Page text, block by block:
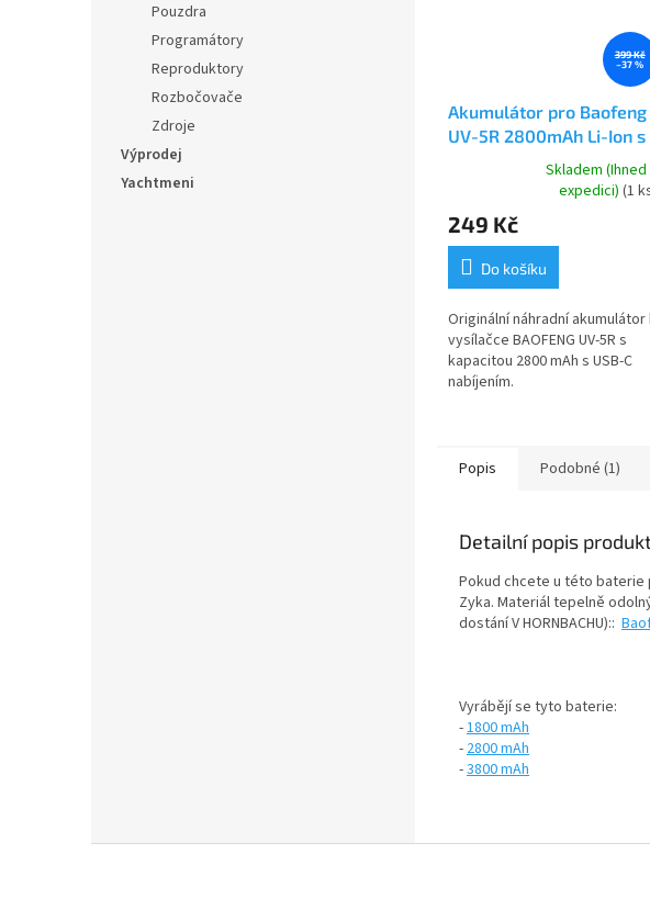
Pouzdra
Programátory
Reproduktory
Rozbočovače
Zdroje
Výprodej
Yachtmeni
399 Kč
–37 %
Akumulátor pro Baofeng
UV-5R 2800mAh Li-Ion s
produktu
je
4,7
z
5
hvězdiček.
Skladem (Ihned
expedici) (1
249 Kč
Do košíku
Originální náhradní akumulátor
vysílačce BAOFENG UV-5R s
kapacitou 2800 mAh s USB-C
nabíjením.
Popis Podobné (1)
Detailní popis
Pokud chcete u této baterie
Zyka. Materiál tepelně
dostání V HORNBACHU)::
Vyrábějí se tyto baterie:
-1800 mAh
-2800 mAh
-3800 mAh